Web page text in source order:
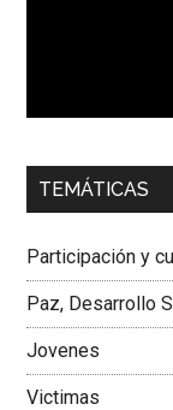
00:00
Dra. Carolina
Colombiana
TEMÁTICAS
Participación y
Paz, Desarrollo
Jovenes
Victimas